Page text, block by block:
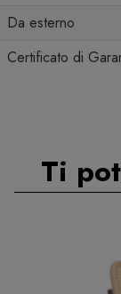
Da esterno
Certificato di
Ti